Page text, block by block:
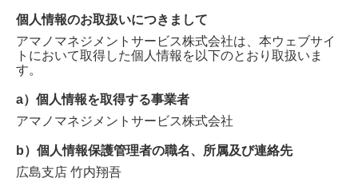
個人情報のお取扱いにつきまして
アマノマネジメントサービス株式会社は、本ウェブサイ
トにおいて取得した個人情報を以下のとおり取扱いま
す。
a）個人情報を取得する事業者
アマノマネジメントサービス株式会社
b）個人情報保護管理者の職名、所属及び連絡先
広島支店 竹内翔吾